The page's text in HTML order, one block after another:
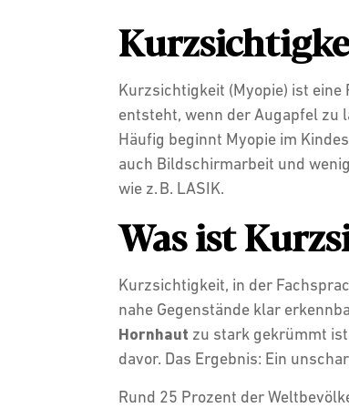
Kurzsichtigkeit (Myopie) ist
entsteht, wenn der Augapfel zu
Häufig beginnt Myopie im
auch Bildschirmarbeit und
wie z. B. LASIK.
Was ist
Kurzsichtigkeit, in der
nahe Gegenstände klar
Hornhaut zu stark gekrümmt
davor. Das Ergebnis: Ein
Rund 25 Prozent der